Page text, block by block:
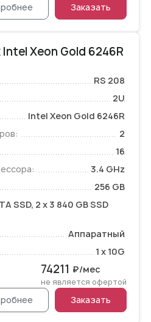
Заказать
Xeon Gold 6246R
RS 208
2U
Intel Xeon Gold 6246R
2
16
3.4 GHz
256 GB
SSD, 2 x 3 840 GB SSD
Аппаратный
1 x 10G
74211 ₽/мес
не является офертой
Заказать